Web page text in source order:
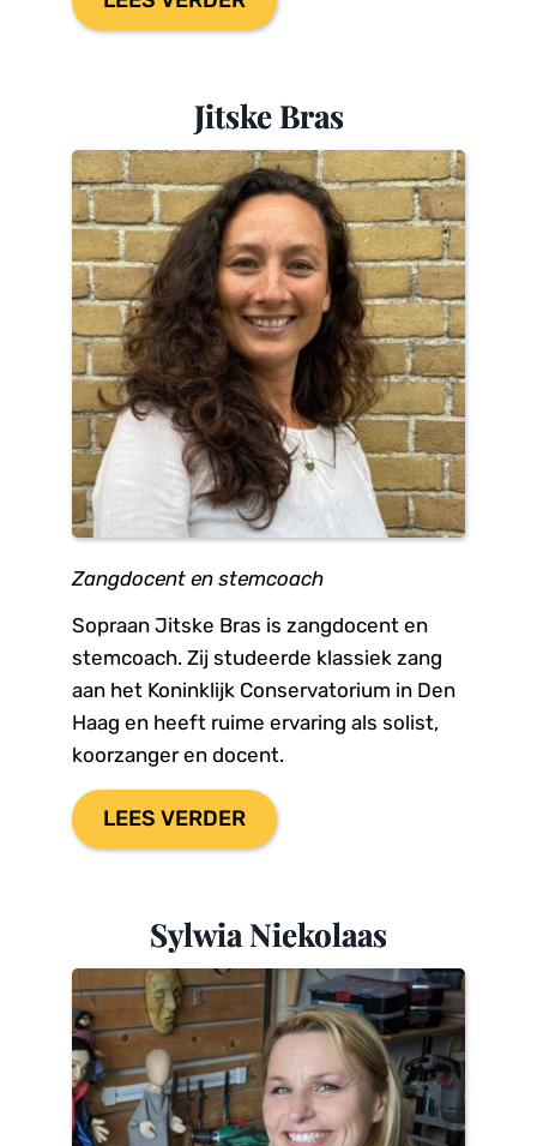
Jitske Bras
Zangdocent en stemcoach
Sopraan Jitske Bras is zangdocent en
stemcoach. Zij studeerde klassiek zang
aan het Koninklijk Conservatorium in Den
Haag en heeft ruime ervaring als solist,
koorzanger en docent.
LEES VERDER
Sylwia Niekolaas